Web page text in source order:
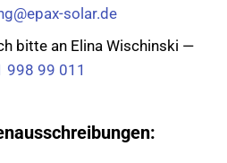
solar.de
bitte an Elina Wischinski —
998 99 011